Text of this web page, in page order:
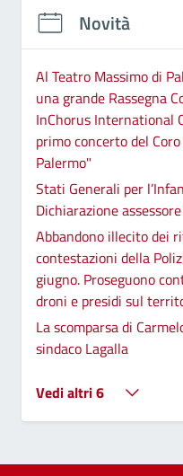
Novità
Al Teatro Massimo di
una grande Rassegna
InChorus International
primo concerto del
Palermo"
Stati Generali per
Dichiarazione
Abbandono illecito dei
contestazioni della
giugno. Proseguono
droni e presidi sul
La scomparsa di
sindaco Lagalla
Vedi altri 6